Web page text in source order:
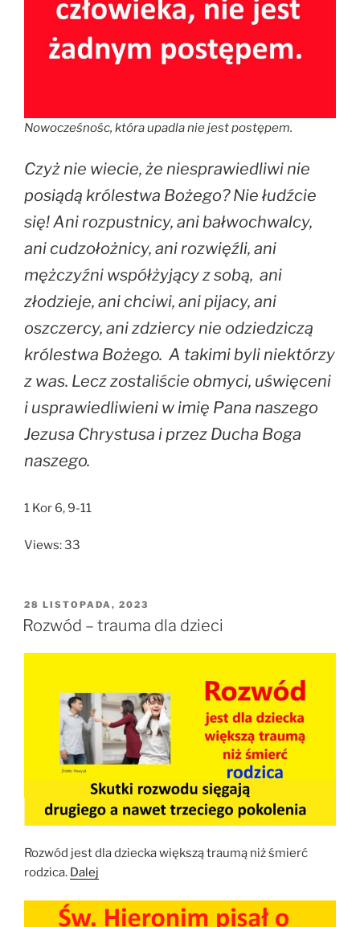
Nowocześnośc, która upadla nie jest postępem.
Czyż nie wiecie, że niesprawiedliwi nie
posiądą królestwa Bożego? Nie łudźcie
się! Ani rozpustnicy, ani bałwochwalcy,
ani cudzołożnicy, ani rozwięźli, ani
mężczyźni współżyjący z sobą, ani
złodzieje, ani chciwi, ani pijacy, ani
oszczercy, ani zdziercy nie odziedziczą
królestwa Bożego. A takimi byli niektórzy
z was. Lecz zostaliście obmyci, uświęceni
i usprawiedliwieni w imię Pana naszego
Jezusa Chrystusa i przez Ducha Boga
naszego.
1 Kor 6, 9-11
Views: 33
OPUBLIKOWANE
W
28 LISTOPADA, 2023
Rozwód – trauma dla dzieci
Rozwód jest dla dziecka większą traumą niż śmierć
rodzica. Dalej